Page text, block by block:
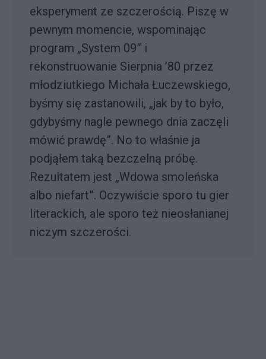
eksperyment ze szczerością. Piszę w
pewnym momencie, wspominając
program „System 09” i
rekonstruowanie Sierpnia ’80 przez
młodziutkiego Michała Łuczewskiego,
byśmy się zastanowili, „jak by to było,
gdybyśmy nagle pewnego dnia zaczęli
mówić prawdę”. No to właśnie ja
podjąłem taką bezczelną próbę.
Rezultatem jest „Wdowa smoleńska
albo niefart”. Oczywiście sporo tu gier
literackich, ale sporo też nieosłanianej
niczym szczerości.